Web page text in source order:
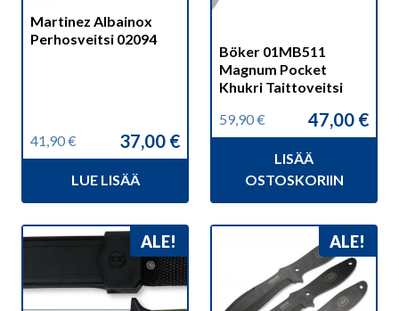
Martinez Albainox
Perhosveitsi 02094
41,90€
Alkuperäinen
hinta
41,90 €.
37,00 €
Nykyinen
hinta
37,00 €.
LUE LISÄÄ
Böker 01MB511
Magnum Pocket
Khukri Taittoveitsi
59,90€
Alkuperäinen
hinta
59,90 €.
47,00 €
Nykyinen
hinta
47,00 €.
LISÄÄ
OSTOSKORIIN
ALE! ALE!